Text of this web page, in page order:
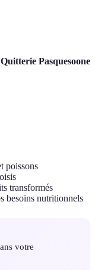
Pasquesoone
poissons
transformés
besoins nutritionnels
votre